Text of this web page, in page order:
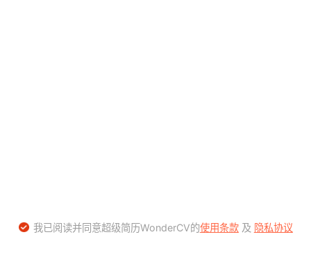
我已阅读并同意超级简历WonderCV的使用条款及 隐私协议